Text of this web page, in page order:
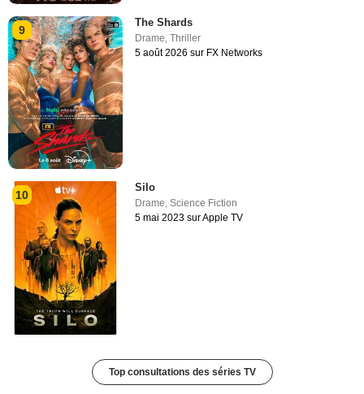
9
The Shards
Drame,Thriller
5 août 2026 sur FX Networks
10
Silo
Drame,Science Fiction
5 mai 2023 sur Apple TV
Top consultations des séries TV